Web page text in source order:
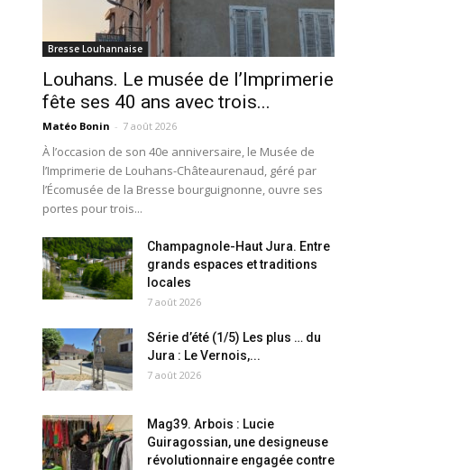
Bresse Louhannaise
Louhans. Le musée de l’Imprimerie
fête ses 40 ans avec trois...
Matéo Bonin - 7 août 2026
À l’occasion de son 40e anniversaire, le Musée de
l’Imprimerie de Louhans-Châteaurenaud, géré par
l’Écomusée de la Bresse bourguignonne, ouvre ses
portes pour trois...
Champagnole-Haut Jura. Entre
grands espaces et traditions
locales
7 août 2026
Série d’été (1/5) Les plus … du
Jura : Le Vernois,...
7 août 2026
Mag39. Arbois : Lucie
Guiragossian, une designeuse
révolutionnaire engagée contre